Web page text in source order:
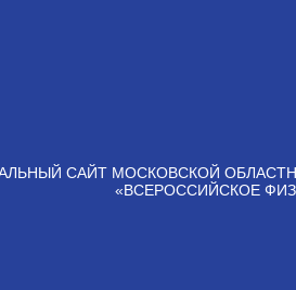
САЙТ МОСКОВСКОЙ
«ВСЕРОССИЙСКОЕ